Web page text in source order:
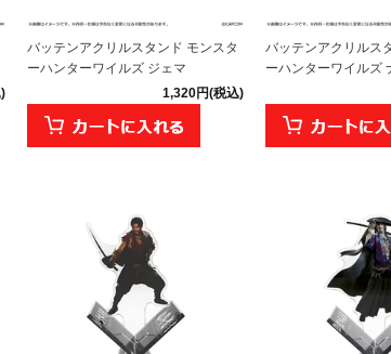
バッテンアクリルスタンド モンスタ
ーハンターワイルズ ジェマ
1,320円(税込)
バッテンアクリルス
ーハンターワイルズ